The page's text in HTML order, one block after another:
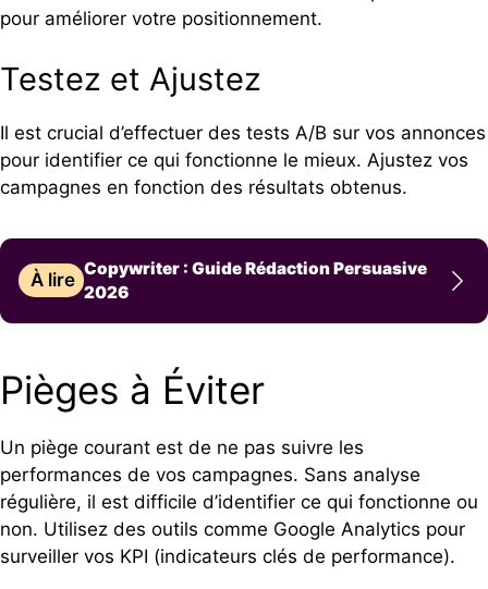
pour améliorer votre positionnement.
Testez et Ajustez
Il est crucial d’effectuer des tests A/B sur vos annonces
pour identifier ce qui fonctionne le mieux. Ajustez vos
campagnes en fonction des résultats obtenus.
À lire
Copywriter : Guide Rédaction Persuasive
2026
Pièges à Éviter
Un piège courant est de ne pas suivre les
performances de vos campagnes. Sans analyse
régulière, il est difficile d’identifier ce qui fonctionne ou
non. Utilisez des outils comme Google Analytics pour
surveiller vos KPI (indicateurs clés de performance).